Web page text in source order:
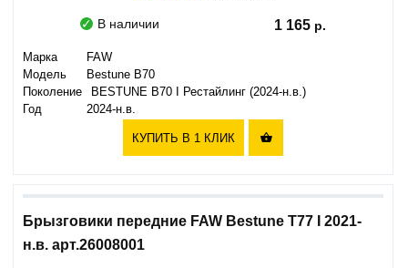
В наличии 1 165
Марка
FAW
Модель
Bestune B70
Поколение
BESTUNE B70 I Рестайлинг (2024-н.в.)
Год
2024-н.в.
КУПИТЬ В 1 КЛИК 
Брызговики передние FAW Bestune T77 I 2021-
н.в. арт.26008001